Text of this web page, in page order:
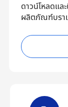
ดาวน์โหลดแล
ผลิตภัณฑ์บรา